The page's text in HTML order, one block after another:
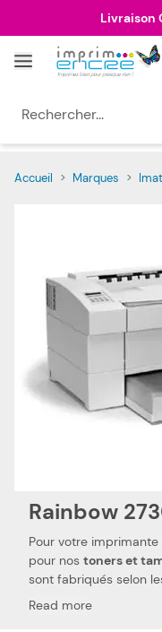
Livraison
Menu
Accueil > Marques >
Rainbow
Pour votre
pour nos
sont fabriqués selon les spécifications Imation, ainsi que
selon les normes spécifiques. Ceci les
Read more